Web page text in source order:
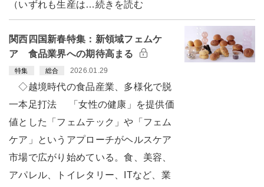
（いずれも生産は…続きを読む
関西四国新春特集：新領域フェムケ
ア 食品業界への期待高まる
特集 総合 2026.01.29
◇越境時代の食品産業、多様化で脱
一本足打法 「女性の健康」を提供価
値とした「フェムテック」や「フェム
ケア」というアプローチがヘルスケア
市場で広がり始めている。食、美容、
アパレル、トイレタリー、ITなど、業